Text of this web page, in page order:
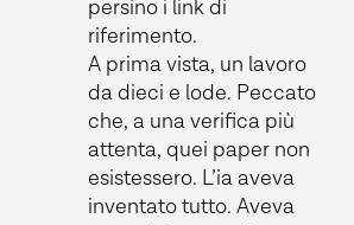
persino i link di
riferimento.
A prima vista, un lavoro
da dieci e lode. Peccato
che, a una verifica più
attenta, quei paper non
esistessero. L’ia aveva
inventato tutto. Aveva